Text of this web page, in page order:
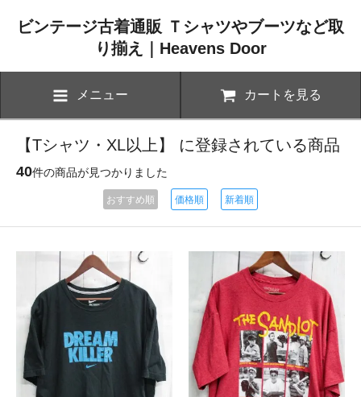
ビンテージ古着通販 Ｔシャツやブーツなど取
り揃え｜Heavens Door
メニュー カートを見る
【Tシャツ・XL以上】 に登録されている商品
40件の商品が見つかりました
おすすめ順 価格順 新着順